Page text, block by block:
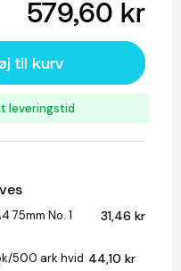
579,60 kr
til kurv
leveringstid
75mm No. 1
31,46 kr
500 ark hvid 44,10 kr